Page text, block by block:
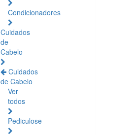
Condicionadores
Cuidados
de
Cabelo
Cuidados
de Cabelo
Ver
todos
Pediculose